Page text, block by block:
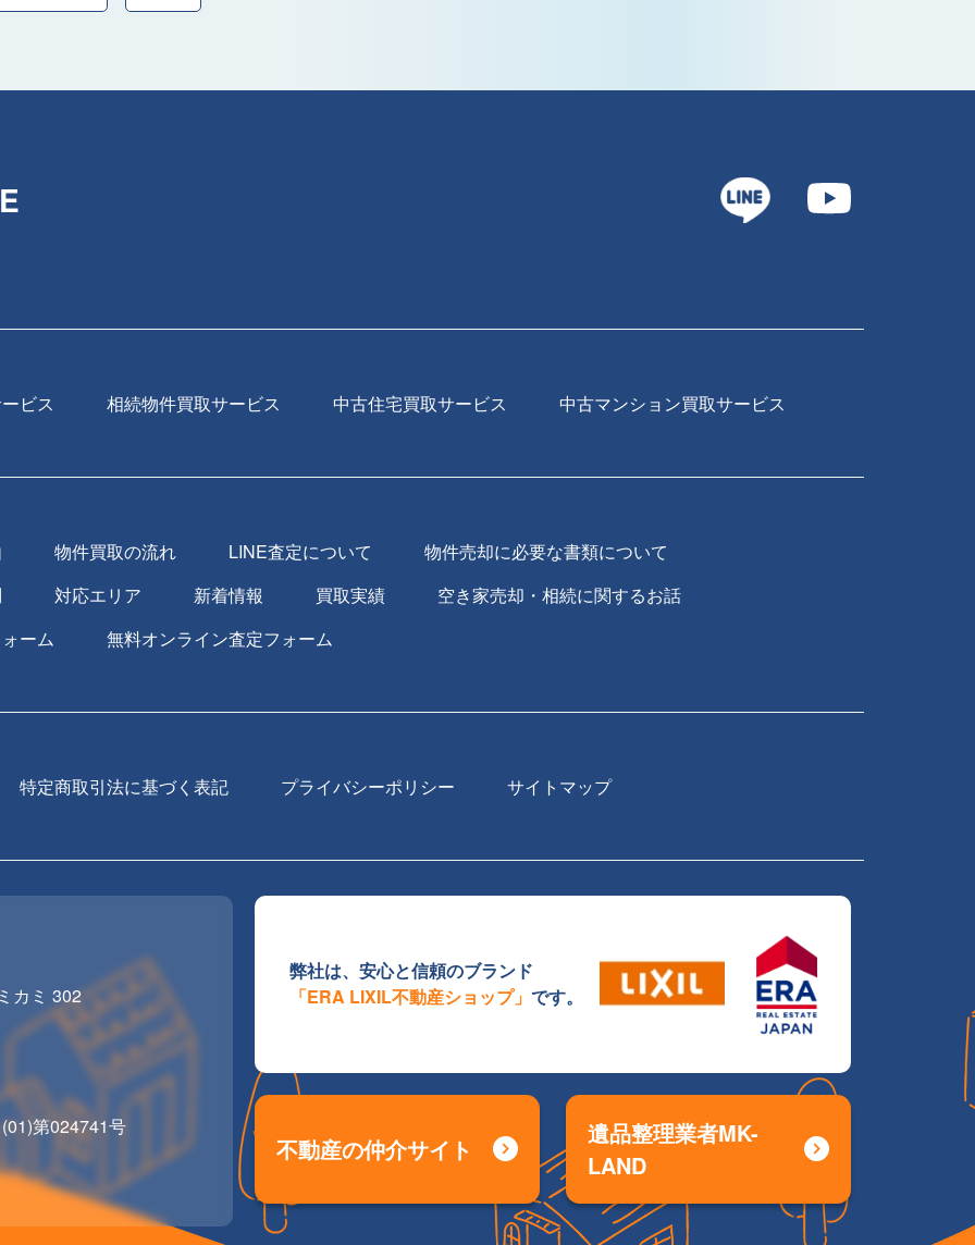
ビス 相続物件買取サービス 中古住宅買取サービス 中古マンション買取サービス
物件買取の流れ LINE査定について
物件売却に必要な書類について
対応エリア 新着情報 買取実績
空き家売却・相続に関するお話
ーム
無料オンライン査定フォーム
特定商取引法に基づく表記 プライバシーポリシー サイトマップ
カミ 302
第024741号
弊社は、安心と信頼のブランド
「ERA LIXIL不動産ショップ」 です。
不動産の仲介サイト
MK-
LAND